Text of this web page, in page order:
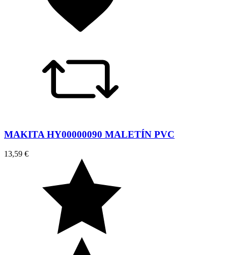
MAKITA HY00000090 MALETÍN PVC
13,59 €